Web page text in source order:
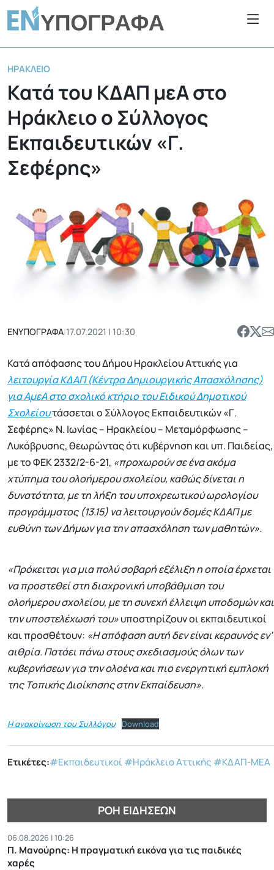
ΗΡΆΚΛΕΙΟ
Κατά του ΚΔΑΠ μεΑ στο
Ηράκλειο ο Σύλλογος
Εκπαιδευτικών «Γ.
Σεφέρης»
ΕΝΥΠΟΓΡΑΦΑ|17.07.2021 | 10:30
Κατά απόφασης του Δήμου Ηρακλείου Αττικής για
λειτουργία ΚΔΑΠ (Κέντρα Δημιουργικής Απασχόλησης)
για ΑμεΑ στο σχολικό κτήριο του Ειδικού Δημοτικού
Σχολείουτάσσεται ο Σύλλογος Εκπαιδευτικών «Γ.
Σεφέρης» N. Ιωνίας – Ηρακλείου – Μεταμόρφωσης –
Λυκόβρυσης, θεωρώντας ότι κυβέρνηση και υπ. Παιδείας,
με το ΦΕΚ 2332/2-6-21, «προχωρούν σε ένα ακόμα
χτύπημα του ολοήμερου σχολείου, καθώς δίνεται η
δυνατότητα, με τη λήξη του υποχρεωτικού ωρολογίου
προγράμματος (13.15) να λειτουργούν δομές ΚΔΑΠ με
ευθύνη των Δήμων για την απασχόληση των μαθητών».
«Πρόκειται για μια πολύ σοβαρή εξέλιξη η οποία έρχεται
να προστεθεί στη διαχρονική υποβάθμιση του
ολοήμερου σχολείου, με τη συνεχή έλλειψη υποδομών και
την υποστελέχωσή του»υποστηρίζουν οι εκπαιδευτικοί
και προσθέτουν: «Η απόφαση αυτή δεν είναι κεραυνός εν’
αιθρία. Πατάει πάνω στους σχεδιασμούς όλων των
κυβερνήσεων για την ολοένα και πιο ενεργητική εμπλοκή
της Τοπικής Διοίκησης στην Εκπαίδευση».
Η ανακοίνωση του Συλλόγου Download
Ετικέτες:#Εκπαιδευτικοί #Ηράκλειο Αττικής #ΚΔΑΠ-ΜΕΑ
ΡΟΉ ΕΙΔΉΣΕΩΝ
06.08.2026 | 10:26
Π. Μανούρης: H πραγματική εικόνα για τις παιδικές
χαρές